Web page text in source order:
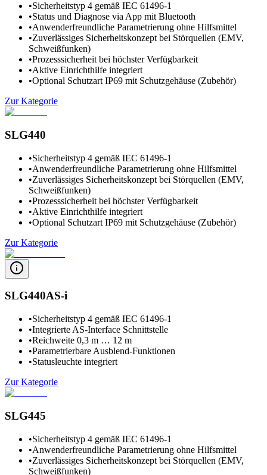
•Sicherheitstyp 4 gemäß IEC 61496-1
•Status und Diagnose via App mit Bluetooth
•Anwenderfreundliche Parametrierung ohne Hilfsmittel
•Zuverlässiges Sicherheitskonzept bei Störquellen (EMV,
Schweißfunken)
•Prozesssicherheit bei höchster Verfügbarkeit
•Aktive Einrichthilfe integriert
•Optional Schutzart IP69 mit Schutzgehäuse (Zubehör)
Zur Kategorie
SLG440
•Sicherheitstyp 4 gemäß IEC 61496-1
•Anwenderfreundliche Parametrierung ohne Hilfsmittel
•Zuverlässiges Sicherheitskonzept bei Störquellen (EMV,
Schweißfunken)
•Prozesssicherheit bei höchster Verfügbarkeit
•Aktive Einrichthilfe integriert
•Optional Schutzart IP69 mit Schutzgehäuse (Zubehör)
Zur Kategorie
SLG440AS-i
•Sicherheitstyp 4 gemäß IEC 61496-1
•Integrierte AS-Interface Schnittstelle
•Reichweite 0,3 m … 12 m
•Parametrierbare Ausblend-Funktionen
•Statusleuchte integriert
Zur Kategorie
SLG445
•Sicherheitstyp 4 gemäß IEC 61496-1
•Anwenderfreundliche Parametrierung ohne Hilfsmittel
•Zuverlässiges Sicherheitskonzept bei Störquellen (EMV,
Schweißfunken)